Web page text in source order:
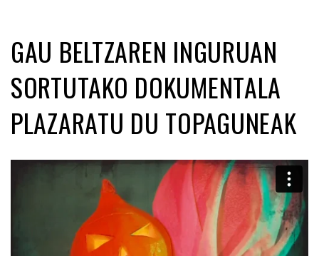
GAU BELTZAREN INGURUAN
SORTUTAKO DOKUMENTALA
PLAZARATU DU TOPAGUNEAK